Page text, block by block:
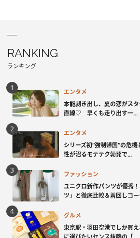
RANKING
ランキング
エンタメ
本能剥き出し、夏の恋がス
直線♡ 早くも走り出す一...
エンタメ
シリーズ初“強制帰国”の危
性が沼るモテテク勃発で...
ファッション
ユニクロ新作パンツが優秀
ツ」と徹底比較＆着回しコ
グルメ
東京駅・羽田空港でしか買